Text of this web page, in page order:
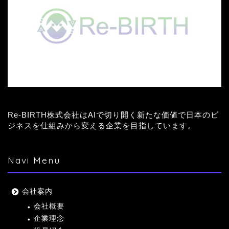
Re-BIRTH株式会社はAIで切り開く新たな価値で日本のビ
ジネスを仕組みから変える企業を目指しています。
Navi Menu
会社案内
会社概要
企業理念